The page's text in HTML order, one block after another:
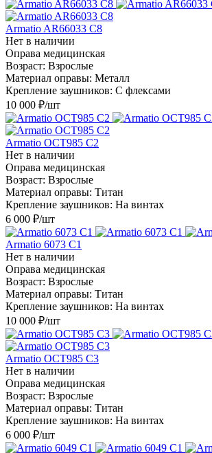
Armatio AR66033 С8
Нет в наличии
Оправа медицинская
Возраст: Взрослые
Материал оправы: Металл
Крепление заушников: С флексами
10 000 ₽/шт
Armatio OCT985 С2
Нет в наличии
Оправа медицинская
Возраст: Взрослые
Материал оправы: Титан
Крепление заушников: На винтах
6 000 ₽/шт
Armatio 6073 С1
Нет в наличии
Оправа медицинская
Возраст: Взрослые
Материал оправы: Титан
Крепление заушников: На винтах
10 000 ₽/шт
Armatio OCT985 С3
Нет в наличии
Оправа медицинская
Возраст: Взрослые
Материал оправы: Титан
Крепление заушников: На винтах
6 000 ₽/шт